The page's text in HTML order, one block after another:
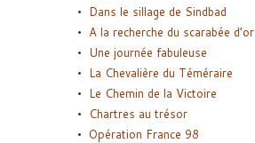
Dans le sillage de Sindbad
A la recherche du scarabée d’or
Une journée fabuleuse
La Chevalière du Téméraire
Le Chemin de la Victoire
Chartres au trésor
Opération France 98